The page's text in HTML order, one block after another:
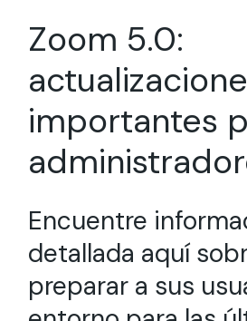
Zoom 5.0:
importantes
Encuentre
detallada aquí
preparar a sus